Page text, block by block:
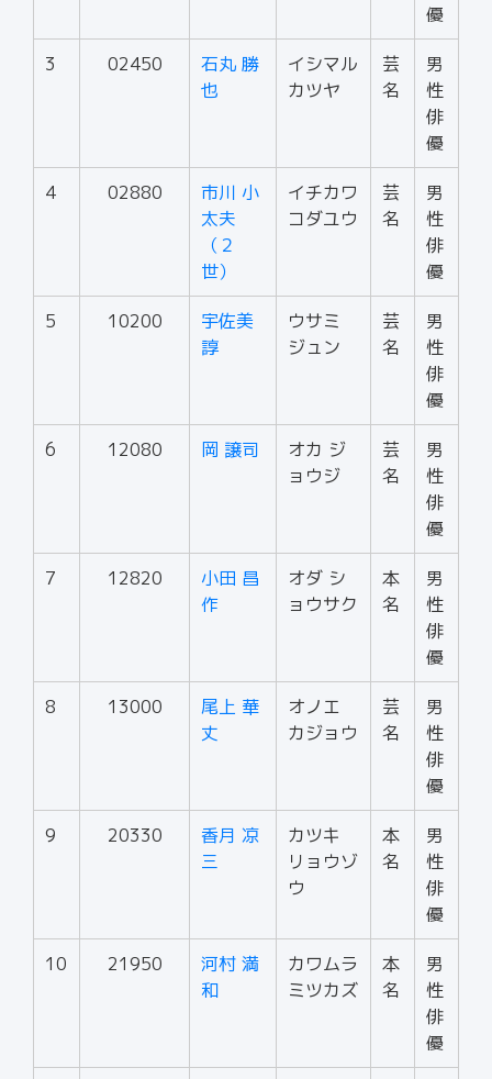
優
3 02450
石丸 勝
也
イシマル
カツヤ
芸
名
男
性
俳
優
4 02880
市川 小
太夫
（２
世）
イチカワ
コダユウ
芸
名
男
性
俳
優
5 10200
宇佐美
諄
ウサミ
ジュン
芸
名
男
性
俳
優
6 12080 岡 譲司
オカ ジ
ョウジ
芸
名
男
性
俳
優
7 12820
小田 昌
作
オダ シ
ョウサク
本
名
男
性
俳
優
8 13000
尾上 華
丈
オノエ
カジョウ
芸
名
男
性
俳
優
9 20330
香月 凉
三
カツキ
リョウゾ
ウ
本
名
男
性
俳
優
10 21950
河村 満
和
カワムラ
ミツカズ
本
名
男
性
俳
優